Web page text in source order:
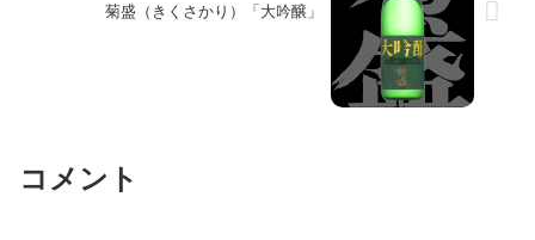
菊盛（きくさかり）「大吟醸」
コメント